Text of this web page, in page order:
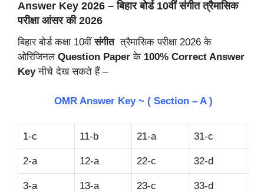
Answer Key 2026 – बिहार बोर्ड 10वीं संगीत त्रैमासिक
परीक्षा आंसर की 2026
बिहार बोर्ड कक्षा 10वींसंगीत त्रैमासिक परीक्षा 2026 के
ओरिजिनल Question Paper के 100% Correct Answer
Keyनीचे देख सकते हैं –
OMR Answer Key ~ ( Section – A )
1-c 11-b 21-a 31-c
2-a 12-a 22-c 32-d
3-a 13-a 23-c 33-d